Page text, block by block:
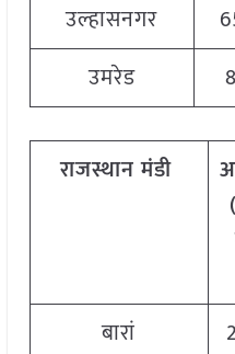
उल्हासनगर
उमरेड
8
राजस्थानमंडी
बारां